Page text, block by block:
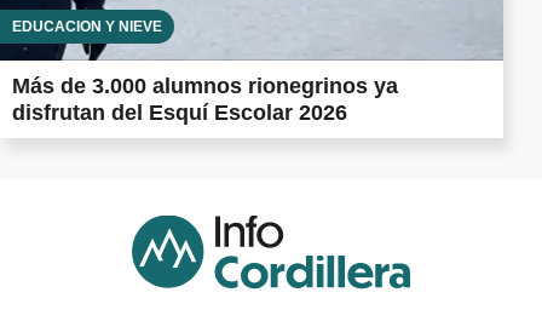
EDUCACIÓN Y NIEVE
Más de 3.000 alumnos rionegrinos ya
disfrutan del Esquí Escolar 2026